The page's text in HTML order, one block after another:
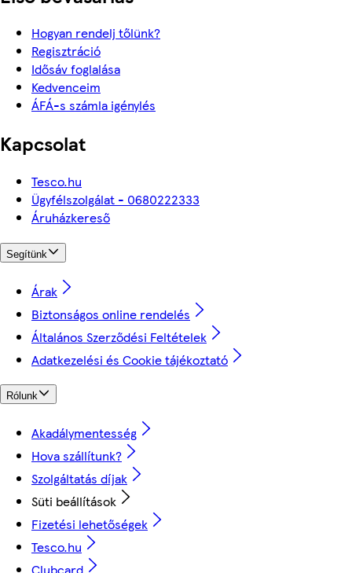
Hogyan rendelj tőlünk?
Regisztráció
Idősáv foglalása
Kedvenceim
ÁFÁ-s számla igénylés
Kapcsolat
Tesco.hu
Ügyfélszolgálat - 0680222333
Áruházkereső
Segítünk
Árak
Biztonságos online rendelés
Általános Szerződési Feltételek
Adatkezelési és Cookie tájékoztató
Rólunk
Akadálymentesség
Hova szállítunk?
Szolgáltatás díjak
Süti beállítások
Fizetési lehetőségek
Tesco.hu